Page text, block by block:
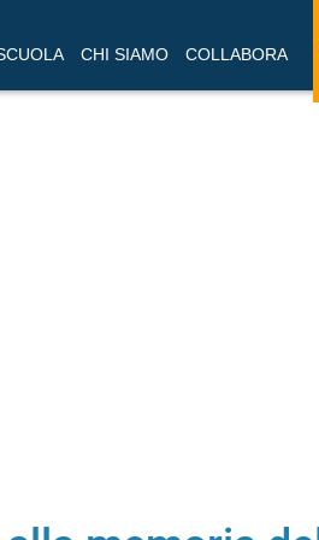
CHI SIAMO COLLABORA